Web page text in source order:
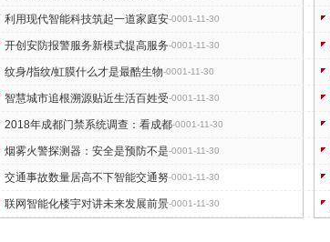
利用现代智能科技筑起一道家庭安-0001-11-30
开创安防报警服务新模式提高服务-0001-11-30
纹身/指纹/虹膜什么才是最酷生物-0001-11-30
智慧城市追根溯源贴近生活百姓受-0001-11-30
2018年成都门禁系统调查：看成都-0001-11-30
烟雾火警探测器：安全是预防不是-0001-11-30
交通事故数量居高不下智能交通努-0001-11-30
联网智能化楼宇对讲未来发展前景-0001-11-30